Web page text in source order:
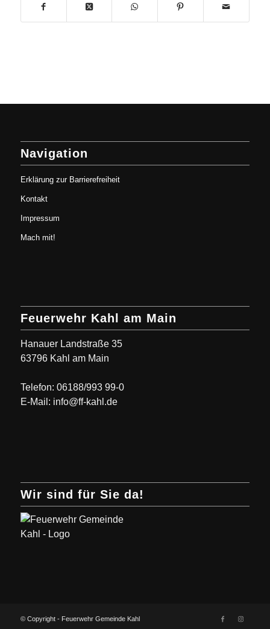
Navigation
Erklärung zur Barrierefreiheit
Kontakt
Impressum
Mach mit!
Feuerwehr Kahl am Main
Hanauer Landstraße 35
63796 Kahl am Main
Telefon: 06188/993 99-0
E-Mail: info@ff-kahl.de
Wir sind für Sie da!
© Copyright - Feuerwehr Gemeinde Kahl